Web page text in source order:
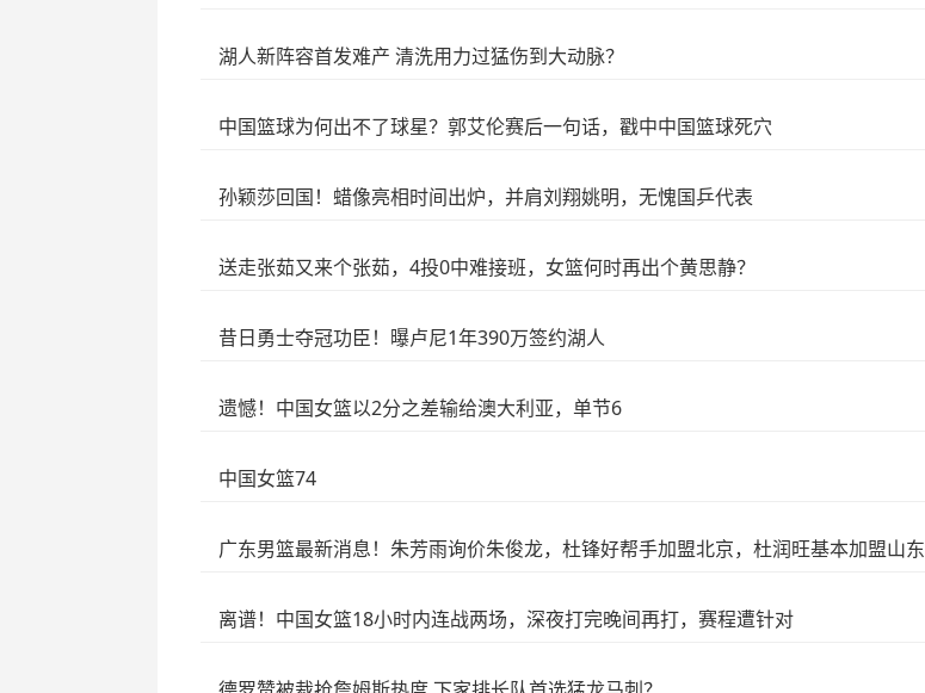
湖人新阵容首发难产 清洗用力过猛伤到大动脉？
中国篮球为何出不了球星？郭艾伦赛后一句话，戳中中国篮球死穴
孙颖莎回国！蜡像亮相时间出炉，并肩刘翔姚明，无愧国乒代表
送走张茹又来个张茹，4投0中难接班，女篮何时再出个黄思静？
昔日勇士夺冠功臣！曝卢尼1年390万签约湖人
遗憾！中国女篮以2分之差输给澳大利亚，单节6
中国女篮74
广东男篮最新消息！朱芳雨询价朱俊龙，杜锋好帮手加盟北京，杜润旺基本加盟山东
离谱！中国女篮18小时内连战两场，深夜打完晚间再打，赛程遭针对